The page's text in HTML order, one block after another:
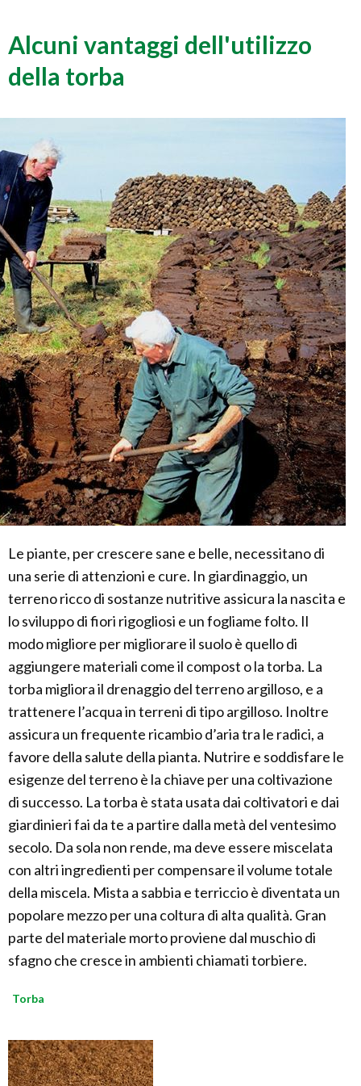
Alcuni vantaggi dell'utilizzo
della torba
Le piante, per crescere sane e belle, necessitano di
una serie di attenzioni e cure. In giardinaggio, un
terreno ricco di sostanze nutritive assicura la nascita e
lo sviluppo di fiori rigogliosi e un fogliame folto. Il
modo migliore per migliorare il suolo è quello di
aggiungere materiali come il compost o la torba. La
torba migliora il drenaggio del terreno argilloso, e a
trattenere l’acqua in terreni di tipo argilloso. Inoltre
assicura un frequente ricambio d’aria tra le radici, a
favore della salute della pianta. Nutrire e soddisfare le
esigenze del terreno è la chiave per una coltivazione
di successo. La torba è stata usata dai coltivatori e dai
giardinieri fai da te a partire dalla metà del ventesimo
secolo. Da sola non rende, ma deve essere miscelata
con altri ingredienti per compensare il volume totale
della miscela. Mista a sabbia e terriccio è diventata un
popolare mezzo per una coltura di alta qualità. Gran
parte del materiale morto proviene dal muschio di
sfagno che cresce in ambienti chiamati torbiere.
Torba